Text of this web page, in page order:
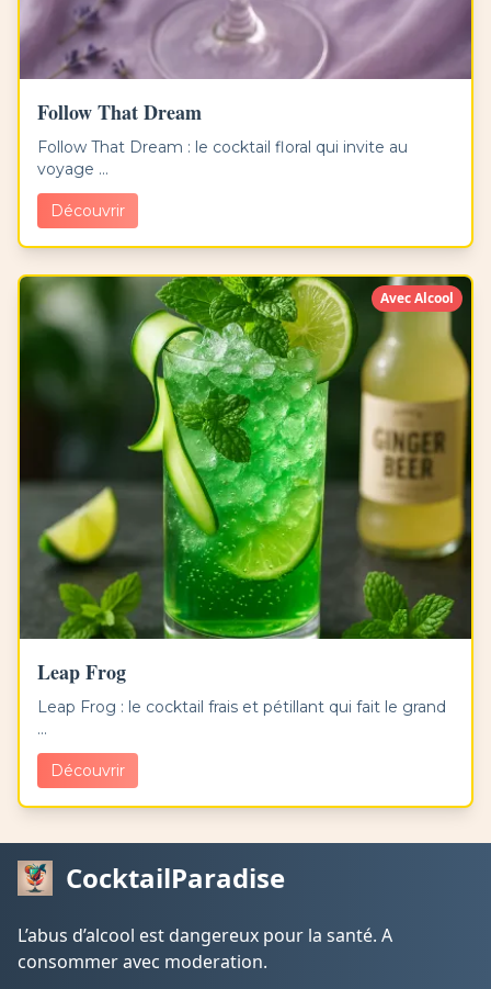
Follow That Dream
Follow That Dream : le cocktail floral qui invite au
voyage ...
Découvrir
Avec Alcool
Leap Frog
Leap Frog : le cocktail frais et pétillant qui fait le grand
...
Découvrir
CocktailParadise
L’abus d’alcool est dangereux pour la santé. A
consommer avec moderation.